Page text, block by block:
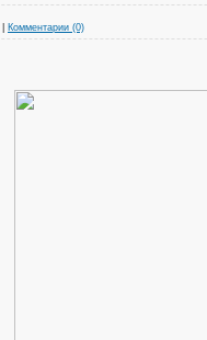
Комментарии (0)